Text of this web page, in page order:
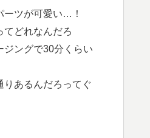
ーツが可愛い…！
てどれなんだろ
ジングで30分くらい
りあるんだろってぐ